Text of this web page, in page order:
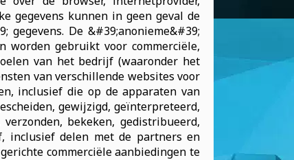
gegevens kunnen in geen geval de
De &#39;anonieme&#39;
worden gebruikt voor commerciële,
van het bedrijf (waaronder het
van verschillende websites voor
inclusief die op de apparaten van
gewijzigd, geïnterpreteerd,
bekeken, gedistribueerd,
inclusief delen met de partners en
commerciële aanbiedingen te